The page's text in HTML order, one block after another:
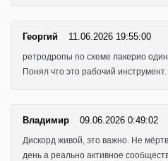
Георгий 11.06.2026 19:55:00
ретродропы по схеме лакерио
Понял что это рабочий инструмент.
Владимир 09.06.2026 0:49:02
Дискорд живой, это важно. Не
день а реально активное